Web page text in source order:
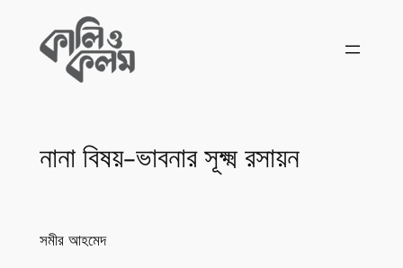
content
নানা বিষয়-ভাবনার সূক্ষ্ম রসায়ন
সমীর আহমেদ